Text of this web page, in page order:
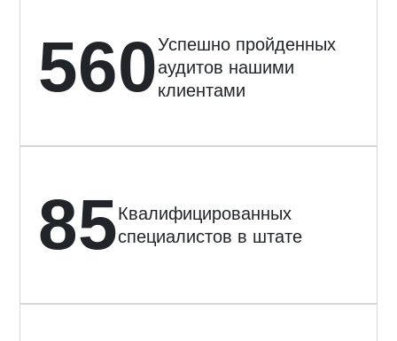
560Успешно пройденных
аудитов нашими
клиентами
85Квалифицированных
специалистов в штате